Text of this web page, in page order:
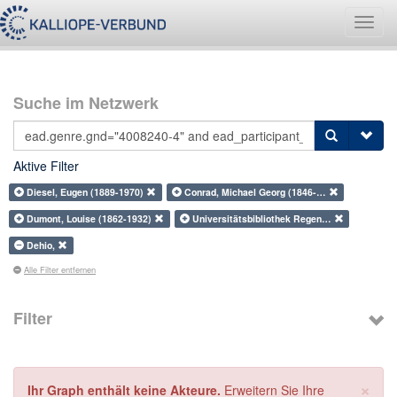
Suche im Netzwerk
Aktive Filter
Diesel, Eugen (1889-1970)
Conrad, Michael Georg (1846-…
Dumont, Louise (1862-1932)
Universitätsbibliothek Regen…
Dehio,
Alle Filter entfernen
Filter
×
Ihr Graph enthält keine Akteure. Erweitern Sie Ihre